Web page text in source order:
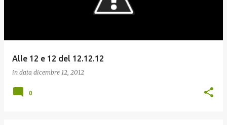
Alle 12 e 12 del 12.12.12
in data dicembre 12, 2012
0